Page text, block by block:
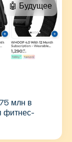
🤖 Будущее
млн в
фитнес-